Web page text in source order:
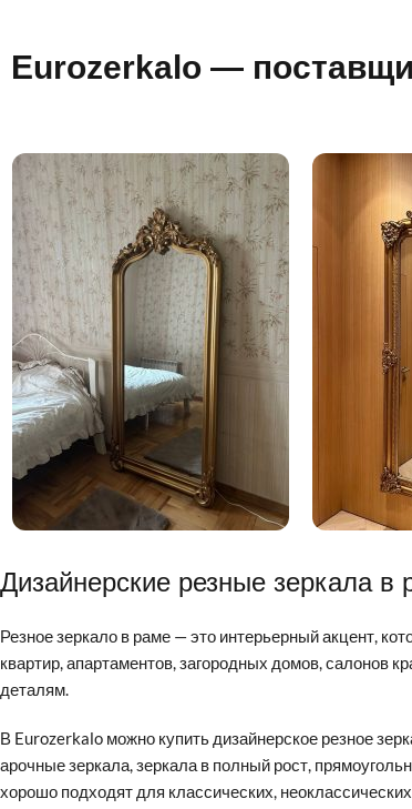
Eurozerkalo —
Дизайнерские резные зеркала в
Резное зеркало в раме — это интерьерный акцент,
квартир, апартаментов, загородных домов, салонов
деталям.
В Eurozerkalo можно купить дизайнерское резное
арочные зеркала, зеркала в полный рост,
хорошо подходят для классических,